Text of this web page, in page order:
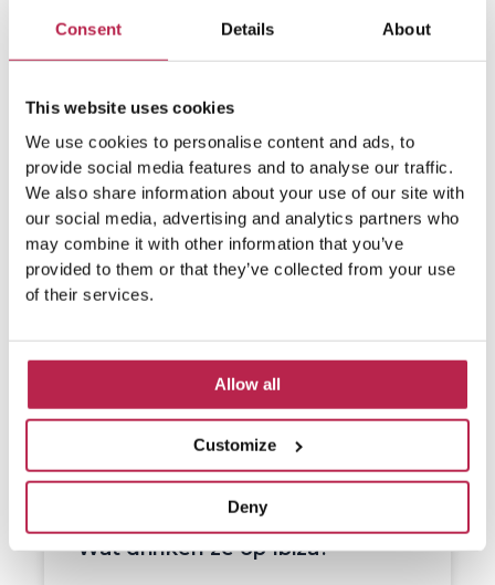
Consent Details About
This website uses cookies
We use cookies to personalise content and ads, to
provide social media features and to analyse our traffic.
We also share information about your use of our site with
our social media, advertising and analytics partners who
may combine it with other information that you’ve
provided to them or that they’ve collected from your use
of their services.
Allow all
Customize
Deny
Wat drinken ze op Ibiza?